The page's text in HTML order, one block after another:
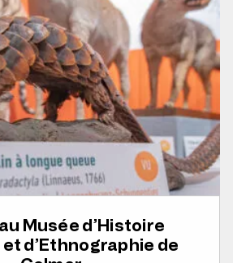
Musée d’Histoire
d’Ethnographie de